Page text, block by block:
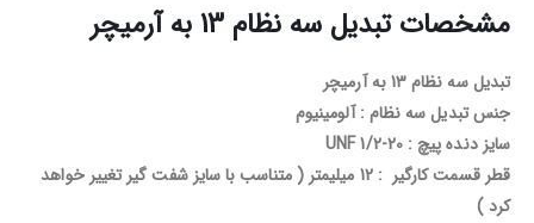
مشخصات تبدیل سه نظام 13 به آرمیچر
تبدیل سه نظام 13 به آرمیچر
جنس تبدیل سه نظام : آلومینیوم
سایز دنده پیچ : 20-1/2 UNF
قطر قسمت کارگیر : 12 میلیمتر ( متناسب با سایز شفت گیر تغییر خواهد
کرد )